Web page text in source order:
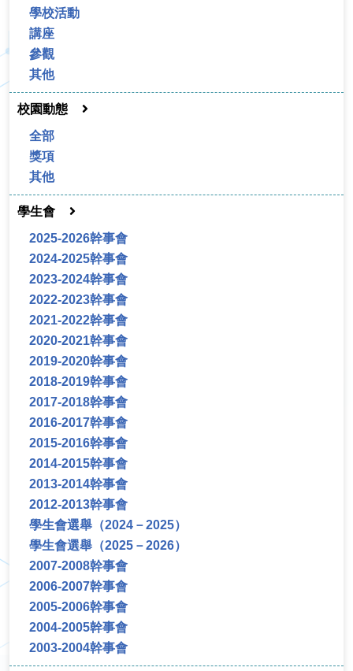
學校活動
講座
參觀
其他
校園動態
全部
獎項
其他
學生會
2025-2026幹事會
2024-2025幹事會
2023-2024幹事會
2022-2023幹事會
2021-2022幹事會
2020-2021幹事會
2019-2020幹事會
2018-2019幹事會
2017-2018幹事會
2016-2017幹事會
2015-2016幹事會
2014-2015幹事會
2013-2014幹事會
2012-2013幹事會
學生會選舉（2024－2025）
學生會選舉（2025－2026）
2007-2008幹事會
2006-2007幹事會
2005-2006幹事會
2004-2005幹事會
2003-2004幹事會